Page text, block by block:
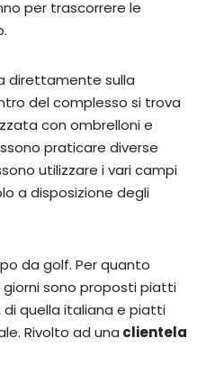
per trascorrere le
direttamente sulla
del complesso si trova
con ombrelloni e
praticare diverse
utilizzare i vari campi
a disposizione degli
da golf. Per quanto
sono proposti piatti
quella italiana e piatti
Rivolto ad una clientela